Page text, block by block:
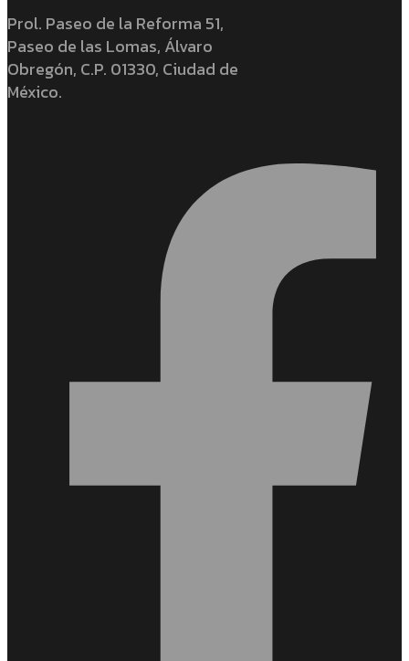
Prol. Paseo de la Reforma 51,
Paseo de las Lomas, Álvaro
Obregón, C.P. 01330, Ciudad de
México.